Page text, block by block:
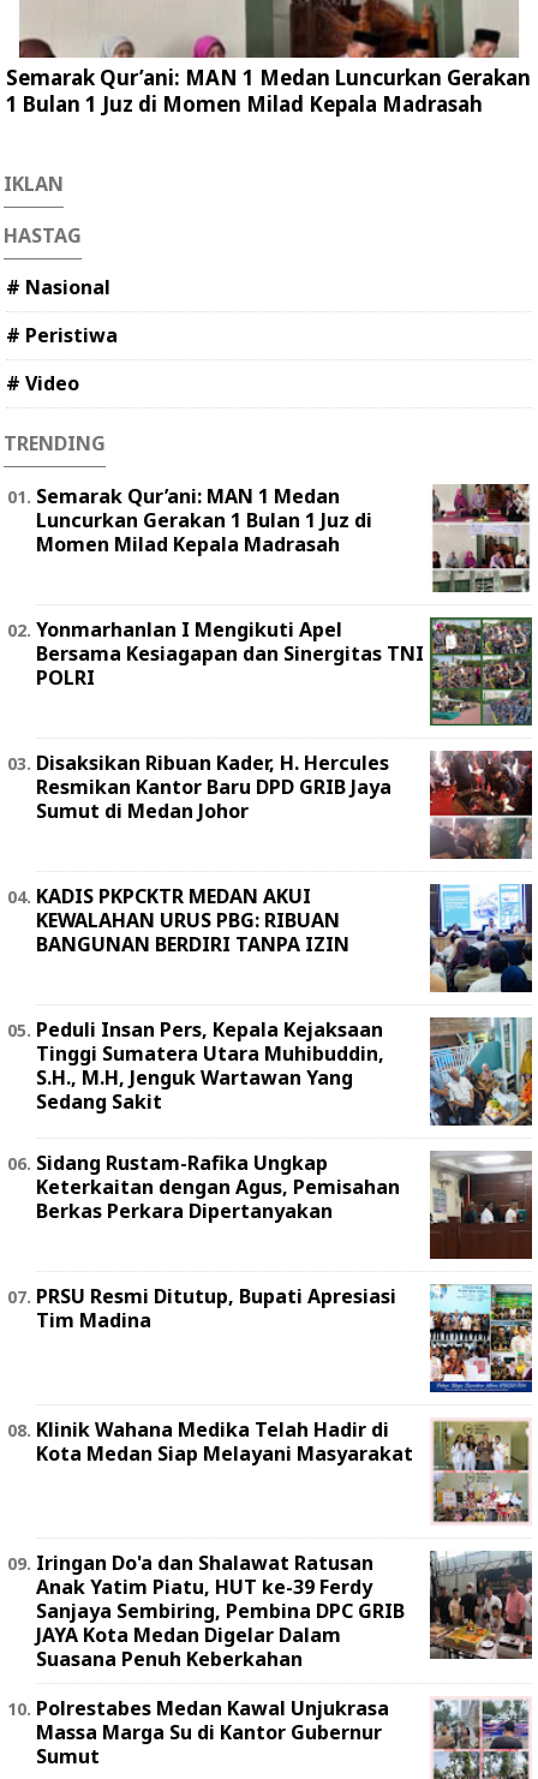
Semarak Qur’ani: MAN 1 Medan Luncurkan Gerakan
1 Bulan 1 Juz di Momen Milad Kepala Madrasah
IKLAN
HASTAG
# Nasional
# Peristiwa
# Video
TRENDING
Semarak Qur’ani: MAN 1 Medan
Luncurkan Gerakan 1 Bulan 1 Juz di
Momen Milad Kepala Madrasah
Yonmarhanlan I Mengikuti Apel
Bersama Kesiagapan dan Sinergitas TNI
POLRI
Disaksikan Ribuan Kader, H. Hercules
Resmikan Kantor Baru DPD GRIB Jaya
Sumut di Medan Johor
KADIS PKPCKTR MEDAN AKUI
KEWALAHAN URUS PBG: RIBUAN
BANGUNAN BERDIRI TANPA IZIN
Peduli Insan Pers, Kepala Kejaksaan
Tinggi Sumatera Utara Muhibuddin,
S.H., M.H, Jenguk Wartawan Yang
Sedang Sakit
Sidang Rustam-Rafika Ungkap
Keterkaitan dengan Agus, Pemisahan
Berkas Perkara Dipertanyakan
PRSU Resmi Ditutup, Bupati Apresiasi
Tim Madina
Klinik Wahana Medika Telah Hadir di
Kota Medan Siap Melayani Masyarakat
Iringan Do'a dan Shalawat Ratusan
Anak Yatim Piatu, HUT ke-39 Ferdy
Sanjaya Sembiring, Pembina DPC GRIB
JAYA Kota Medan Digelar Dalam
Suasana Penuh Keberkahan
Polrestabes Medan Kawal Unjukrasa
Massa Marga Su di Kantor Gubernur
Sumut